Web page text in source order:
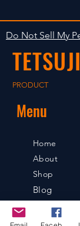
The
shipped in
foreign
after
Do Not Sell My
PRODUCT
Menu
Home
About
Shop
Blog
Contact